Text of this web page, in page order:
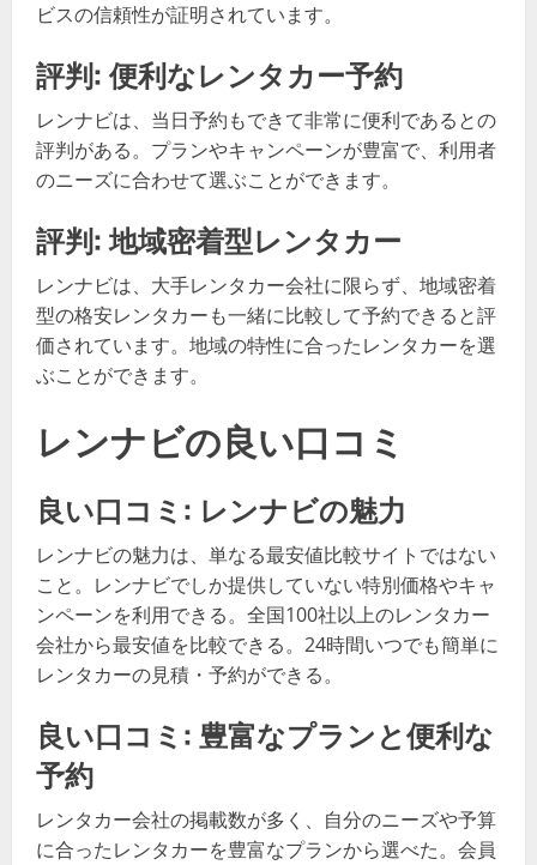
ビスの信頼性が証明されています。
評判: 便利なレンタカー予約
レンナビは、当日予約もできて非常に便利であるとの
評判がある。プランやキャンペーンが豊富で、利用者
のニーズに合わせて選ぶことができます。
評判: 地域密着型レンタカー
レンナビは、大手レンタカー会社に限らず、地域密着
型の格安レンタカーも一緒に比較して予約できると評
価されています。地域の特性に合ったレンタカーを選
ぶことができます。
レンナビの良い口コミ
良い口コミ: レンナビの魅力
レンナビの魅力は、単なる最安値比較サイトではない
こと。レンナビでしか提供していない特別価格やキャ
ンペーンを利用できる。全国100社以上のレンタカー
会社から最安値を比較できる。24時間いつでも簡単に
レンタカーの見積・予約ができる。
良い口コミ: 豊富なプランと便利な
予約
レンタカー会社の掲載数が多く、自分のニーズや予算
に合ったレンタカーを豊富なプランから選べた。会員